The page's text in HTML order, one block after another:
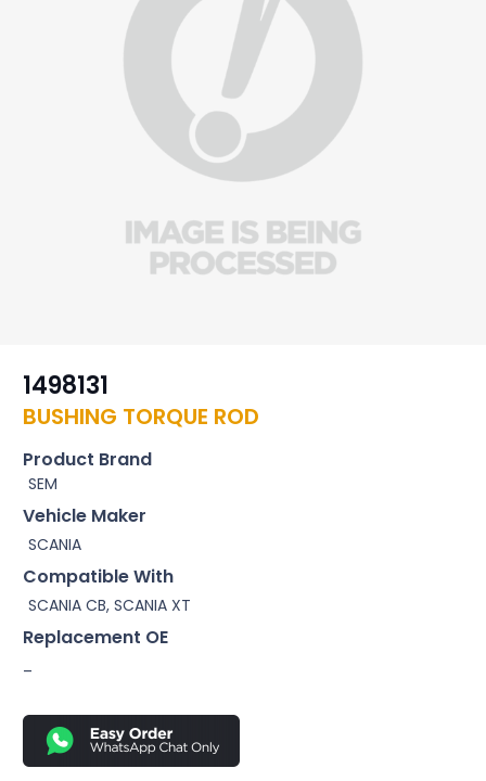
1498131
BUSHING TORQUE ROD
Product Brand
SEM
Vehicle Maker
SCANIA
Compatible With
SCANIA CB, SCANIA XT
Replacement OE
–